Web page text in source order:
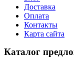
Доставка
Оплата
Контакты
Карта сайта
Каталог